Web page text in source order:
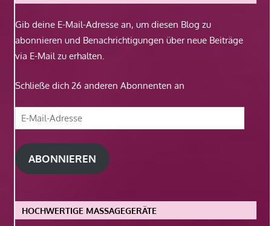
Gib deine E-Mail-Adresse an, um diesen Blog zu
abonnieren und Benachrichtigungen über neue Beiträge
via E-Mail zu erhalten.
Schließe dich 26 anderen Abonnenten an
E-
Mail-
Adresse
ABONNIEREN
HOCHWERTIGE MASSAGEGERÄTE